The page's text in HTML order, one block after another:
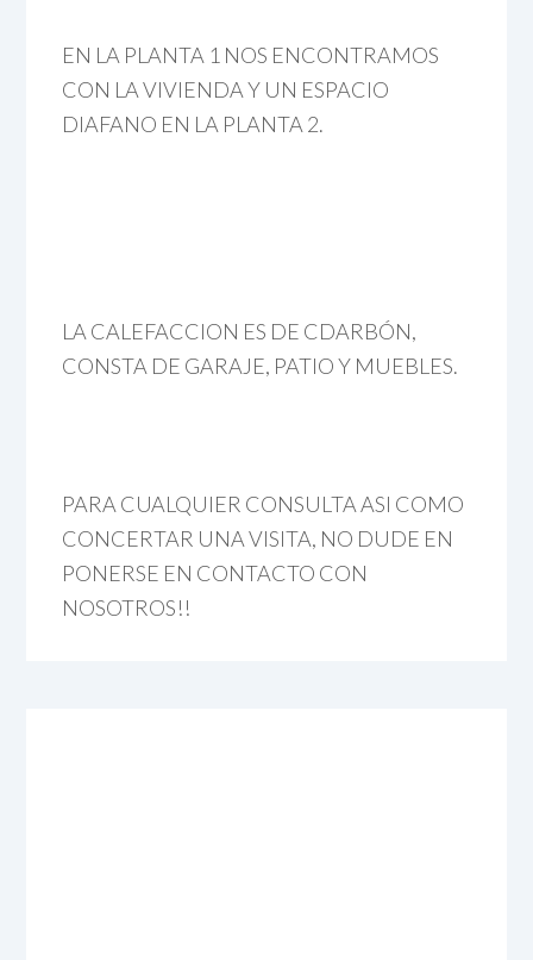
EN LA PLANTA 1 NOS ENCONTRAMOS
CON LA VIVIENDA Y UN ESPACIO
DIAFANO EN LA PLANTA 2.
LA CALEFACCION ES DE CDARBÓN,
CONSTA DE GARAJE, PATIO Y MUEBLES.
PARA CUALQUIER CONSULTA ASI COMO
CONCERTAR UNA VISITA, NO DUDE EN
PONERSE EN CONTACTO CON
NOSOTROS!!